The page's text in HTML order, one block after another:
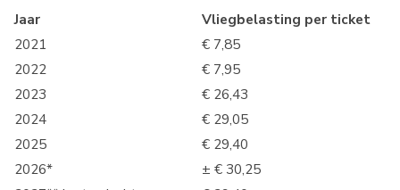
Jaar
Vliegbelasting per ticket
2021
€ 7,85
2022
€ 7,95
2023
€ 26,43
2024
€ 29,05
2025
€ 29,40
2026*
± € 30,25